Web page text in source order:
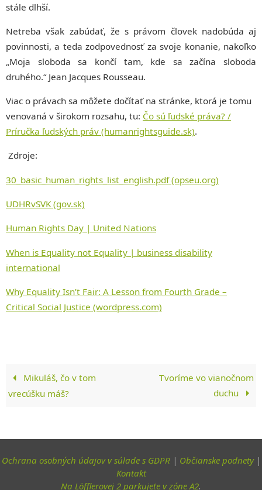
stále dlhší.
Netreba však zabúdať, že s právom človek nadobúda aj
povinnosti, a teda zodpovednosť za svoje konanie, nakoľko
„Moja sloboda sa končí tam, kde sa začína sloboda
druhého.“ Jean Jacques Rousseau.
Viac o právach sa môžete dočítať na stránke, ktorá je tomu
venovaná v širokom rozsahu, tu: Čo sú ľudské práva? /
Príručka ľudských práv (humanrightsguide.sk).
Zdroje:
30_basic_human_rights_list_english.pdf (opseu.org)
UDHRvSVK (gov.sk)
Human Rights Day | United Nations
When is Equality not Equality | business disability
international
Why Equality Isn’t Fair: A Lesson from Fourth Grade –
Critical Social Justice (wordpress.com)
Mikuláš, čo v tom
vrecúšku máš?
Tvoríme vo vianočnom
duchu
Ochrana osobných údajov v súlade s GDPR| Občianske podnety|
Kontakt
Na Löfflerovej 2 parkujete v zóne A2.